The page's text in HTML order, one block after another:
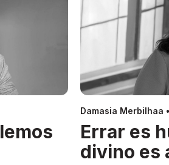
Damasia Merbilhaa
Errar es
divino es